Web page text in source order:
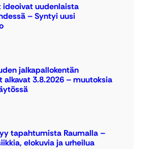
ideoivat uudenlaista
– Syntyi uusi
jalkapallokentän
alkavat 3.8.2026 – muutoksia
tapahtumista Raumalla –
elokuvia ja urheilua